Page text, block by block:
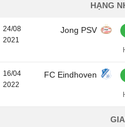
HẠNG
24/08
2021
Jong PSV
16/04
2022
FC Eindhoven